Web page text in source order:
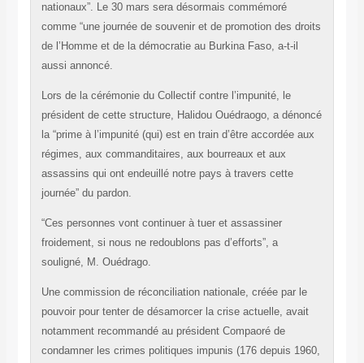
nationaux”. Le 30 mars sera désormais commémoré
comme “une journée de souvenir et de promotion des droits
de l’Homme et de la démocratie au Burkina Faso, a-t-il
aussi annoncé.
Lors de la cérémonie du Collectif contre l’impunité, le
président de cette structure, Halidou Ouédraogo, a dénoncé
la “prime à l’impunité (qui) est en train d’être accordée aux
régimes, aux commanditaires, aux bourreaux et aux
assassins qui ont endeuillé notre pays à travers cette
journée” du pardon.
“Ces personnes vont continuer à tuer et assassiner
froidement, si nous ne redoublons pas d’efforts”, a
souligné, M. Ouédrago.
Une commission de réconciliation nationale, créée par le
pouvoir pour tenter de désamorcer la crise actuelle, avait
notamment recommandé au président Compaoré de
condamner les crimes politiques impunis (176 depuis 1960,